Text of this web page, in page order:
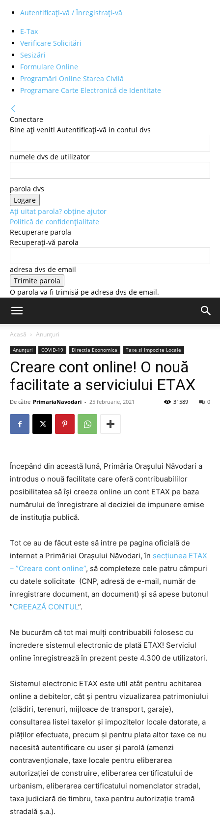
Autentificați-vă / Înregistrați-vă
E-Tax
Verificare Solicitări
Sesizări
Formulare Online
Programări Online Starea Civilă
Programare Carte Electronică de Identitate
Conectare
Bine ați venit! Autentificați-vă in contul dvs
numele dvs de utilizator
parola dvs
Ați uitat parola? obține ajutor
Politică de confidențialitate
Recuperare parola
Recuperați-vă parola
adresa dvs de email
O parola va fi trimisă pe adresa dvs de email.
Acasă Anunțuri
Anunțuri COVID-19 Directia Economica Taxe si Impozite Locale
Creare cont online! O nouă
facilitate a serviciului ETAX
De către PrimariaNavodari - 25 februarie, 2021 0
31589
Începând din această lună, Primăria Orașului Năvodari a
introdus o nouă facilitate care oferă contribuabililor
posibilitatea să își creeze online un cont ETAX pe baza
numărului de înregistrare al deciziei de impunere emise
de instituția publică.
Tot ce au de făcut este să intre pe pagina oficială de
internet a Primăriei Orașului Năvodari, în secțiunea ETAX
– ”Creare cont online”, să completeze cele patru câmpuri
cu datele solicitate (CNP, adresă de e-mail, număr de
înregistrare document, an document) și să apese butonul
”CREEAZĂ CONTUL”.
Ne bucurăm că tot mai mulți contribuabili folosesc cu
încredere sistemul electronic de plată ETAX! Serviciul
online înregistrează în prezent peste 4.300 de utilizatori.
Sistemul electronic ETAX este util atât pentru achitarea
online a debitelor, cât și pentru vizualizarea patrimoniului
(clădiri, terenuri, mijloace de transport, garaje),
consultarea listei taxelor și impozitelor locale datorate, a
plăților efectuate, precum și pentru plata altor taxe ce nu
necesită autentificare cu user și parolă (amenzi
contravenționale, taxe locale pentru eliberarea
autorizației de construire, eliberarea certificatului de
urbanism, eliberarea certificatului nomenclator stradal,
taxa judiciară de timbru, taxa pentru autorizație tramă
stradală ș.a.).